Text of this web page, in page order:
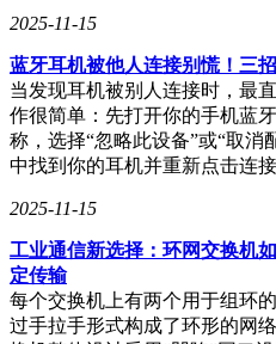
经图形开发套件。该工具包涵
开发者和应用程序创作者可以
出的硬件进行试验和优化，确
市时能够表现出色。这一举措
动图形领域的广泛应用。
2025-11-15
蓝牙耳机被他人连接别慌！三
当发现耳机被别人连接时，最
作很简单：先打开你的手机蓝
称，选择“忽略此设备”或“取消
中找到你的耳机并重新点击连
2025-11-15
工业通信新选择：环网交换机
定传输
每个交换机上有两个用于组环
过手拉手形式构成了环形的网